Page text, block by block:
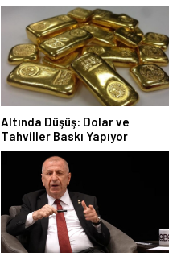
Altında Düşüş: Dolar ve
Tahviller Baskı Yapıyor